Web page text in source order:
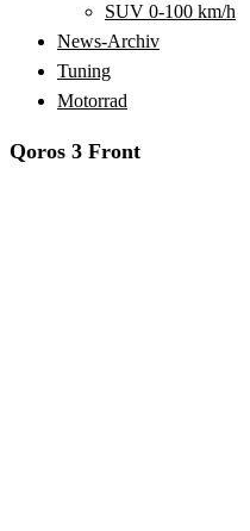
SUV 0-100 km/h
News-Archiv
Tuning
Motorrad
Qoros 3 Front